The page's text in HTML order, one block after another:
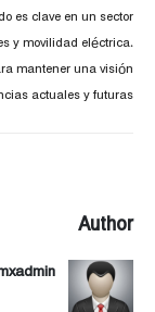
es clave en un sector
y movilidad eléctrica.
mantener una visión
actuales y futuras.
Author